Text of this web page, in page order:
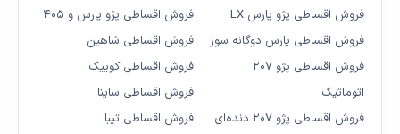
فروش اقساطی پژو پارس LX
فروش اقساطی پارس دوگانه سوز
فروش اقساطی پژو ۲۰۷
اتوماتیک
فروش اقساطی پژو ۲۰۷ دنده‌ای
فروش اقساطی پژو پارس و ۴۰۵
فروش اقساطی شاهین
فروش اقساطی کوییک
فروش اقساطی ساینا
فروش اقساطی تیبا